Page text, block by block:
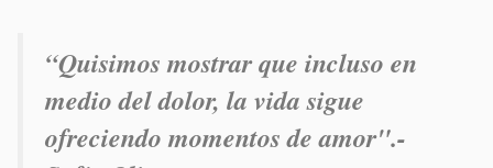
“Quisimos mostrar que incluso en
medio del dolor, la vida sigue
ofreciendo momentos de amor".-